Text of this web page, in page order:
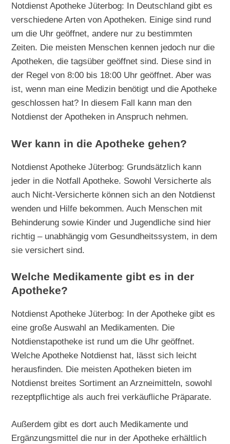
Notdienst Apotheke Jüterbog: In Deutschland gibt es
verschiedene Arten von Apotheken. Einige sind rund
um die Uhr geöffnet, andere nur zu bestimmten
Zeiten. Die meisten Menschen kennen jedoch nur die
Apotheken, die tagsüber geöffnet sind. Diese sind in
der Regel von 8:00 bis 18:00 Uhr geöffnet. Aber was
ist, wenn man eine Medizin benötigt und die Apotheke
geschlossen hat? In diesem Fall kann man den
Notdienst der Apotheken in Anspruch nehmen.
Wer kann in die Apotheke gehen?
Notdienst Apotheke Jüterbog: Grundsätzlich kann
jeder in die Notfall Apotheke. Sowohl Versicherte als
auch Nicht-Versicherte können sich an den Notdienst
wenden und Hilfe bekommen. Auch Menschen mit
Behinderung sowie Kinder und Jugendliche sind hier
richtig – unabhängig vom Gesundheitssystem, in dem
sie versichert sind.
Welche Medikamente gibt es in der
Apotheke?
Notdienst Apotheke Jüterbog: In der Apotheke gibt es
eine große Auswahl an Medikamenten. Die
Notdienstapotheke ist rund um die Uhr geöffnet.
Welche Apotheke Notdienst hat, lässt sich leicht
herausfinden. Die meisten Apotheken bieten im
Notdienst breites Sortiment an Arzneimitteln, sowohl
rezeptpflichtige als auch frei verkäufliche Präparate.
Außerdem gibt es dort auch Medikamente und
Ergänzungsmittel die nur in der Apotheke erhältlich